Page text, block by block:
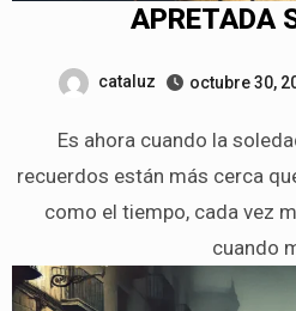
APRETADA
cataluz octubre 30,
Es ahora cuando la soledad aprieta, cuando los
recuerdos están más cerca
como el tiempo, cada vez
cuando